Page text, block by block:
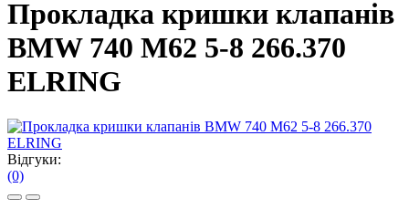
Прокладка кришки клапанів
BMW 740 M62 5-8 266.370
ELRING
Відгуки:
(0)